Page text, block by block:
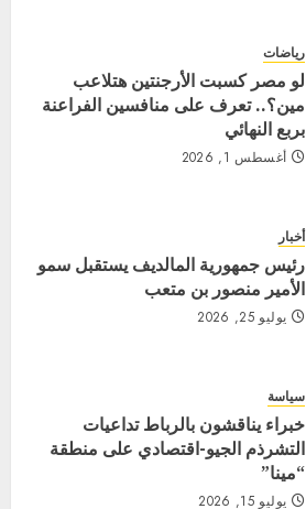
رياضات
لو مصر كسبت الأرجنتين هتلاعب
مين؟.. تعرف على منافسين الفراعنة
بربع النهائي
أغسطس 1, 2026
أخبار
رئيس جمهورية المالديف يستقبل سمو
الأمير منصور بن متعب
يوليو 25, 2026
سياسة
خبراء يناقشون بالرباط تداعيات
التشرذم الجيو-اقتصادي على منطقة
“مينا”
يوليو 15, 2026